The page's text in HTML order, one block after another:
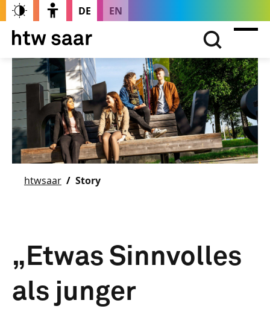
DE EN
htwsaar Story
„Etwas Sinnvolles
als junger